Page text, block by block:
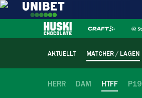
AKTUELLT MATCHER / LAGEN
HERR DAM HTFF P19